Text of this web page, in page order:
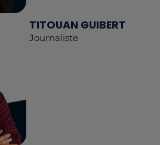
TITOUAN GUIBERT
Journaliste